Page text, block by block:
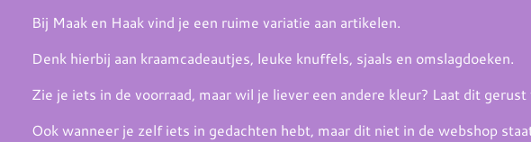
Bij Maak en Haak vind je een ruime variatie aan artikelen.
Denk hierbij aan kraamcadeautjes, leuke knuffels, sjaals en omslagdoeken.
Zie je iets in de voorraad, maar wil je liever een andere kleur? Laat dit
Ook wanneer je zelf iets in gedachten hebt, maar dit niet in de webshop